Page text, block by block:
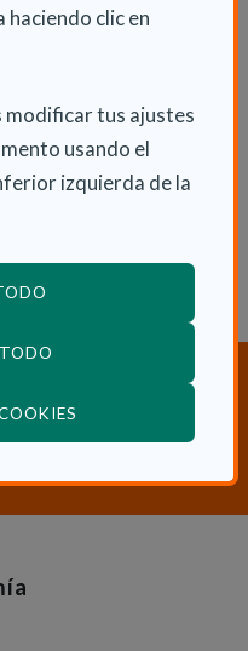
clic en
modificar tus ajustes
usando el
izquierda de la
de Actualidad
sobre